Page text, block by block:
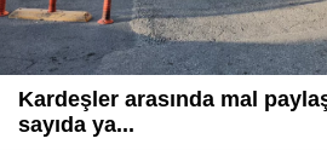
Kardeşler arasında mal
sayıda ya...